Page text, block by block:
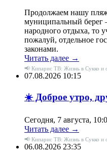
Продолжаем нашу
муниципальный берег
народного отдыха, то
пожалуй, отдельное
законами.
Читать далее →
📢 Кипарис ТВ: Жизнь в Сукко и
07.08.2026 10:15
☀️ Доброе утро,
Сегодня, 7 августа,
Читать далее →
📢 Кипарис ТВ: Жизнь в Сукко и
06.08.2026 23:35